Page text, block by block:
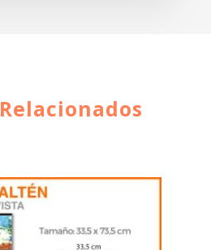
Relacionados